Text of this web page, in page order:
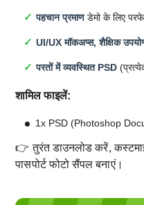
पहचान प्रमाणडेमो के लिए
UI/UX मॉकअप्स, शैक्षिक
परतों में व्यवस्थित PSD
शामिल फाइलें:
1x PSD (Photoshop
👉 तुरंत डाउनलोड करें,
पासपोर्ट फोटो सैंपल बनाएं।